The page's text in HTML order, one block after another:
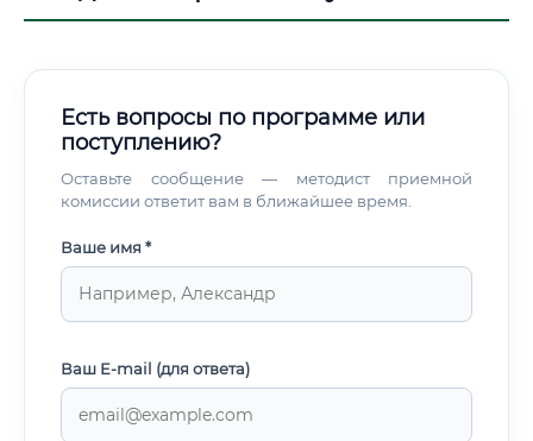
Есть вопросы по программе или
поступлению?
Оставьте сообщение — методист приемной
комиссии ответит вам в ближайшее время.
Ваше имя *
Ваш E-mail (для ответа)